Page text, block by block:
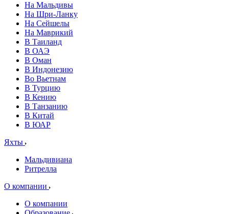
На Мальдивы
На Шри-Ланку
На Сейшелы
На Маврикий
В Таиланд
В ОАЭ
В Оман
В Индонезию
Во Вьетнам
В Турцию
В Кению
В Танзанию
В Китай
В ЮАР
Яхты
Мальдивиана
Ритрелла
О компании
О компании